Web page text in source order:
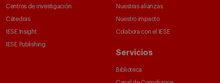
Centros de investigación
Cátedras
IESE Insight
IESE Publishing
Nuestras alianzas
Nuestro impacto
Colabora con el IESE
Servicios
Biblioteca